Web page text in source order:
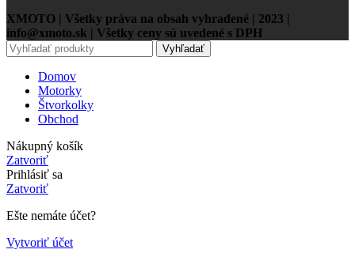
XMOTO | Všetky práva na obsah vyhradené | 2023 |
info@xmoto.sk | Všetky ceny sú uvedené s DPH
Vyhľadať
Domov
Motorky
Štvorkolky
Obchod
Nákupný košík
Zatvoriť
Prihlásiť sa
Zatvoriť
Ešte nemáte účet?
Vytvoriť účet